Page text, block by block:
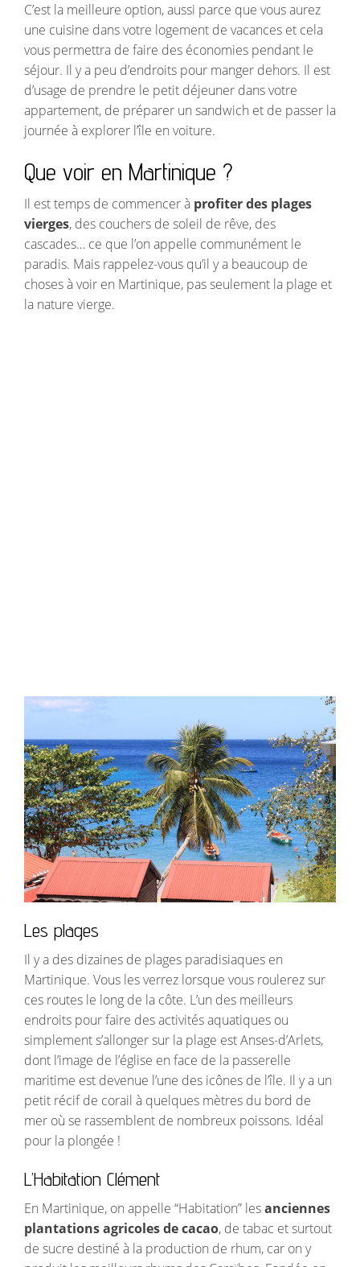
C’est la meilleure option, aussi parce que vous aurez
une cuisine dans votre logement de vacances et cela
vous permettra de faire des économies pendant le
séjour. Il y a peu d’endroits pour manger dehors. Il est
d’usage de prendre le petit déjeuner dans votre
appartement, de préparer un sandwich et de passer la
journée à explorer l’île en voiture.
Que voir en Martinique ?
Il est temps de commencer à profiter des plages
vierges, des couchers de soleil de rêve, des
cascades… ce que l’on appelle communément le
paradis. Mais rappelez-vous qu’il y a beaucoup de
choses à voir en Martinique, pas seulement la plage et
la nature vierge.
Les plages
Il y a des dizaines de plages paradisiaques en
Martinique. Vous les verrez lorsque vous roulerez sur
ces routes le long de la côte. L’un des meilleurs
endroits pour faire des activités aquatiques ou
simplement s’allonger sur la plage est Anses-d’Arlets,
dont l’image de l’église en face de la passerelle
maritime est devenue l’une des icônes de l’île. Il y a un
petit récif de corail à quelques mètres du bord de
mer où se rassemblent de nombreux poissons. Idéal
pour la plongée !
L’Habitation Clément
En Martinique, on appelle “Habitation” lesanciennes
plantations agricoles de cacao, de tabac et surtout
de sucre destiné à la production de rhum, car on y